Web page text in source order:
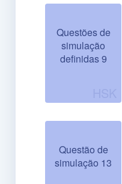
Questões de
simulação
definidas 9
Questão de
simulação 13